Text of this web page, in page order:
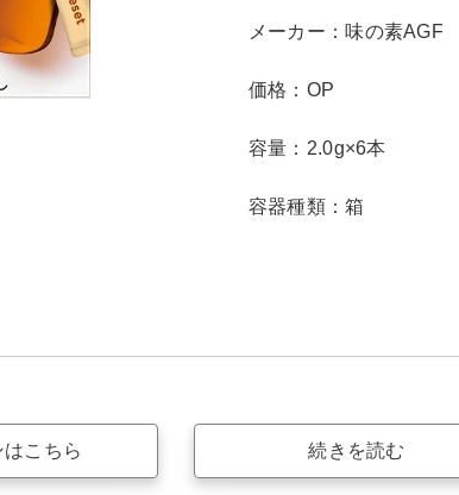
メーカー：味の素AGF
価格：OP
容量：2.0g×6本
容器種類：箱
こちら 続きを読む